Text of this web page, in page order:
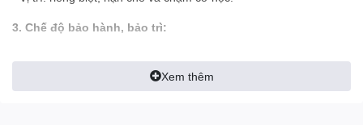
3. Chế độ bảo hành, bảo trì:
Xem thêm